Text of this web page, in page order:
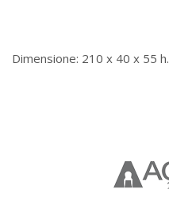
Dimensione: 210 x 40 x 55 h.